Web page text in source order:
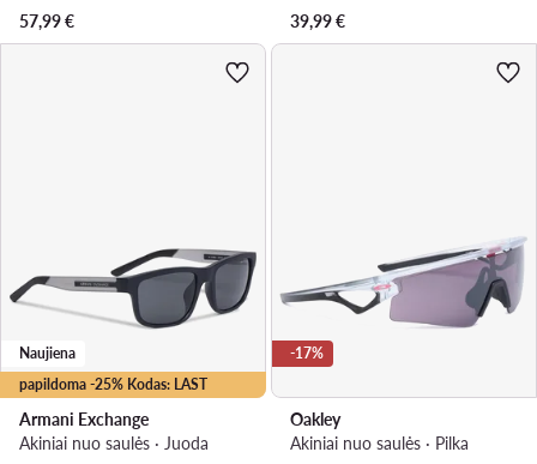
57,99€
39,99€
papildoma -25% Kodas: LAST
Naujiena
Armani Exchange
Akiniai nuo saulės · Juoda
-17%
Oakley
Akiniai nuo saulės · Pilka